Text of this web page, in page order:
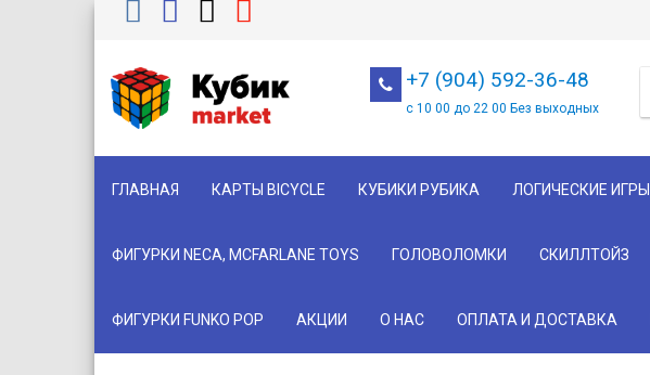
+7 (904) 592-36-48
с 10 00 до 22 00 Без выходных
ГЛАВНАЯ КАРТЫ BICYCLE КУБИКИ РУБИКА ЛОГИЧЕСКИЕ ИГРЫ
ФИГУРКИ NECA, MCFARLANE TOYS ГОЛОВОЛОМКИ СКИЛЛТОЙЗ
ФИГУРКИ FUNKO POP АКЦИИ О НАС ОПЛАТА И ДОСТАВКА